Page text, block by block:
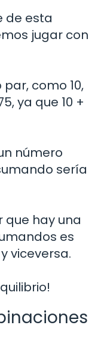
de esta
jugar con
como 10,
ya que 10 +
número
sería
que hay una
es
viceversa.